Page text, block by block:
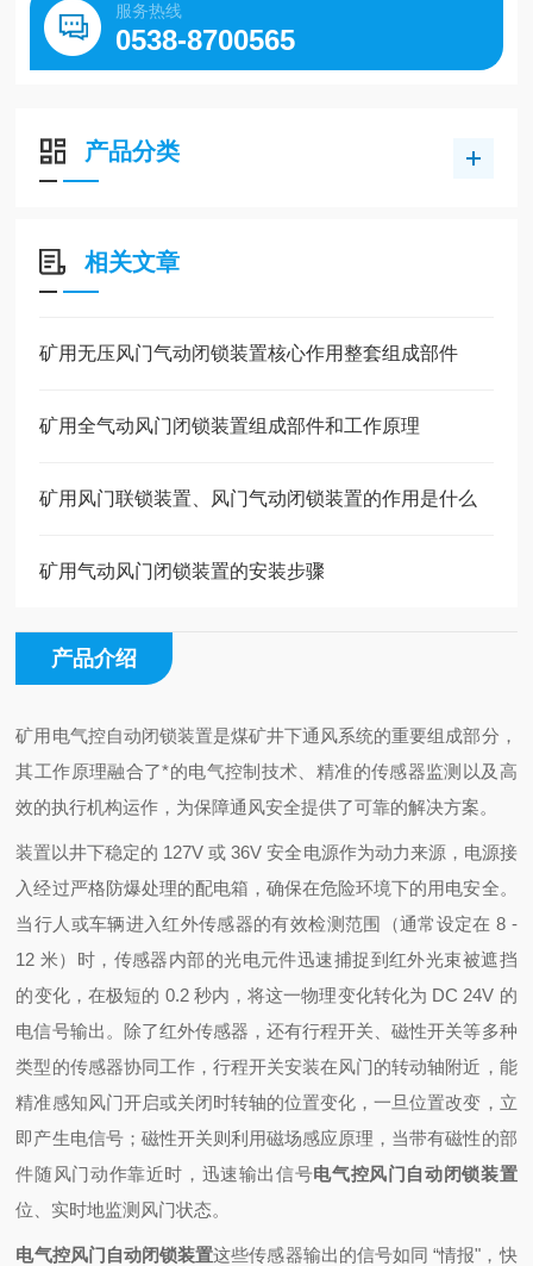
服务热线
0538-8700565
产品分类
相关文章
矿用无压风门气动闭锁装置核心作用整套组成部件
矿用全气动风门闭锁装置组成部件和工作原理
矿用风门联锁装置、风门气动闭锁装置的作用是什么
矿用气动风门闭锁装置的安装步骤
产品介绍
矿用电气控自动闭锁装置是煤矿井下通风系统的重要组成部分，
其工作原理融合了*的电气控制技术、精准的传感器监测以及高
效的执行机构运作，为保障通风安全提供了可靠的解决方案。
装置以井下稳定的 127V 或 36V 安全电源作为动力来源，电源接
入经过严格防爆处理的配电箱，确保在危险环境下的用电安全。
当行人或车辆进入红外传感器的有效检测范围（通常设定在 8 -
12 米）时，传感器内部的光电元件迅速捕捉到红外光束被遮挡
的变化，在极短的 0.2 秒内，将这一物理变化转化为 DC 24V 的
电信号输出。除了红外传感器，还有行程开关、磁性开关等多种
类型的传感器协同工作，行程开关安装在风门的转动轴附近，能
精准感知风门开启或关闭时转轴的位置变化，一旦位置改变，立
即产生电信号；磁性开关则利用磁场感应原理，当带有磁性的部
件随风门动作靠近时，迅速输出信号电气控风门自动闭锁装置
位、实时地监测风门状态。
电气控风门自动闭锁装置这些传感器输出的信号如同 “情报"，快